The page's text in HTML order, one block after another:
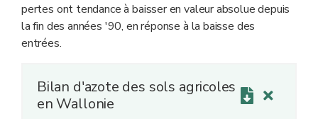
pertes ont tendance à baisser en valeur absolue depuis
la fin des années '90, en réponse à la baisse des
entrées.
Bilan d'azote des sols agricoles
en Wallonie